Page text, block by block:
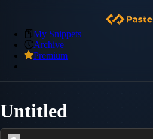
My Snippets
Archive
Premium
Untitled